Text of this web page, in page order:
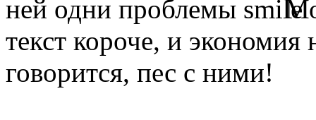
ней одни проблемы
текст короче, и экономия
говорится, пес с ними!